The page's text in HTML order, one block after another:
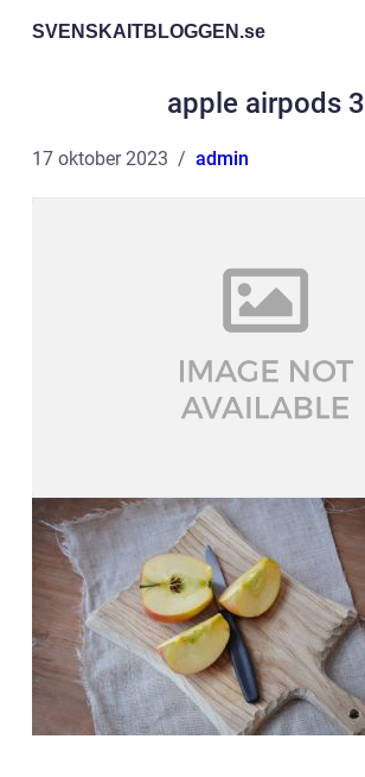
SVENSKAITBLOGGEN.se
apple airpods 3
17 oktober 2023 admin